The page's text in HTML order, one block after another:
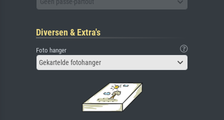
Geen passe-partout
Diversen & Extra's
Foto hanger
Gekartelde fotohanger